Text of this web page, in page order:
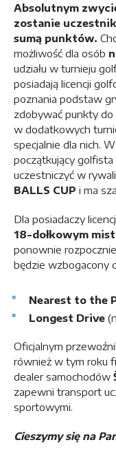
Absolutnym
zostanie
sumą punktów.
możliwość dla osób
udziału w turnieju
posiadają licencji
poznania podstaw
zdobywać punkty do
w dodatkowych
specjalnie dla nich.
początkujący
uczestniczyć w
BALLS CUP i ma
Dla posiadaczy
18-dołkowym
ponownie
będzie wzbogacony
Nearest to the
Longest Drive
Oficjalnym
również w tym roku
dealer samochodów
zapewni transport
sportowymi.
Cieszymy się na